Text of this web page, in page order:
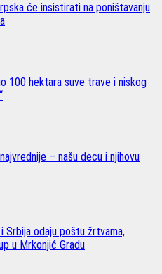
će insistirati na poništavanju
100 hektara suve trave i niskog
– našu decu i njihovu
Srbija odaju poštu žrtvama,
u Mrkonjić Gradu